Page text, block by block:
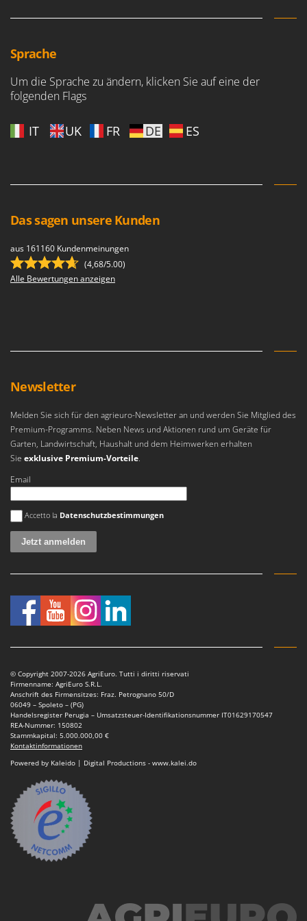
Stäubegeräte für Traktor
T
Teppichreiniger und Teppichbodenreiniger
Thermische und mechanische Unkrautbrenner
Tomatenpressen
Umkehrfräsen
V
Vakuumiergeräte
Vertikutierer
Wein- und Obstpressen
Wein- und Ölschichtenfilter
Weitere Produkte
Wiesenwalzen für Traktor
Wurstfüller
Z
Zerstäuber
Zinkeneggen
Zubehör für Rasentraktoren
Intex
Italyco
K
Kemper
Kenwood
Landxcape
LAR Casalinghi
Lavor
Lisam
Lotusgrill
M
Macte Ovens
Makita
Marina Systems
Master
Mastercook
McCulloch
MCH
Michelin
Mille
Minox
Mockmill
Sprache
Um die Sprache zu ändern, klicken Sie auf eine der
folgenden Flags
IT UK FR DE ES
Das sagen unsere Kunden
aus 161160 Kundenmeinungen
(4,68/5.00)
Alle Bewertungen anzeigen
Newsletter
Melden Sie sich für den agrieuro-Newsletter an und werden Sie Mitglied des
Premium-Programms. Neben News und Aktionen rund um Geräte für
Garten, Landwirtschaft, Haushalt und dem Heimwerken erhalten
Sie exklusive Premium-Vorteile.
Email
Es ist ein Fehler aufgetreten
Accetto la Datenschutzbestimmungen
© Copyright 2007-2026 AgriEuro. Tutti i diritti riservati
Firmenname: AgriEuro S.R.L.
Anschrift des Firmensitzes: Fraz. Petrognano 50/D
06049 – Spoleto – (PG)
Handelsregister Perugia – Umsatzsteuer-Identifikationsnummer IT01629170547
REA-Nummer: 150802
Stammkapital: 5.000.000,00 €
Kontaktinformationen
Powered by Kaleido | Digital Productions - www.kalei.do